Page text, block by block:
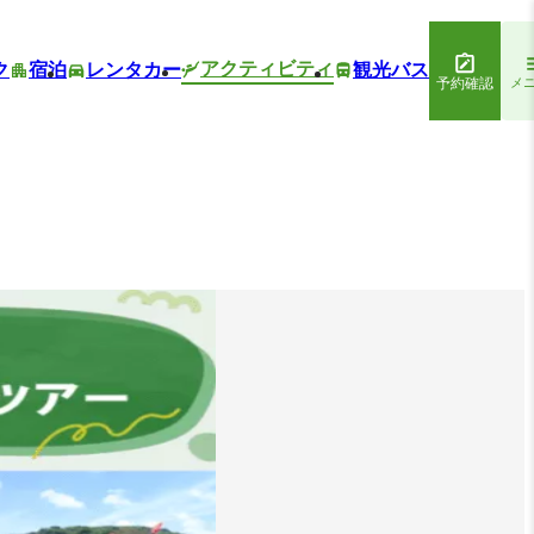
宿泊 レンタカー アクティビティ 観光バス
予約確認 メ